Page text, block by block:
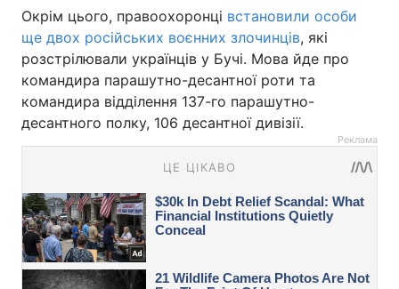
Окрім цього, правоохоронці встановили особи
ще двох російських воєнних злочинців, які
розстрілювали українців у Бучі. Мова йде про
командира парашутно-десантної роти та
командира відділення 137-го парашутно-
десантного полку, 106 десантної дивізії.
Реклама